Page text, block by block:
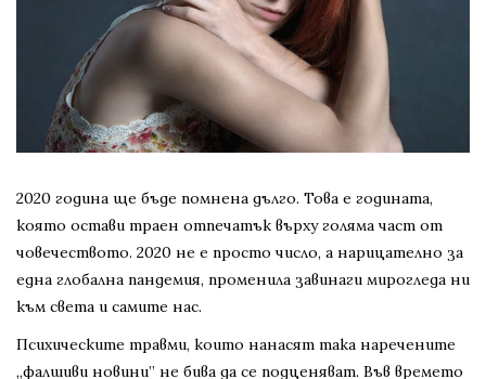
2020 година ще бъде помнена дълго. Това е годината,
която остави траен отпечатък върху голяма част от
човечеството. 2020 не е просто число, а нарицателно за
една глобална пандемия, променила завинаги мирогледа ни
към света и самите нас.
Психическите травми, които нанасят така наречените
„фалшиви новини” не бива да се подценяват. Във времето